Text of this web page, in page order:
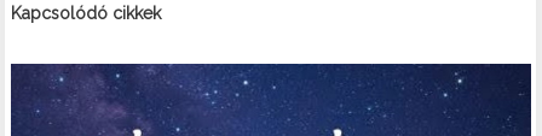
Kapcsolódó cikkek